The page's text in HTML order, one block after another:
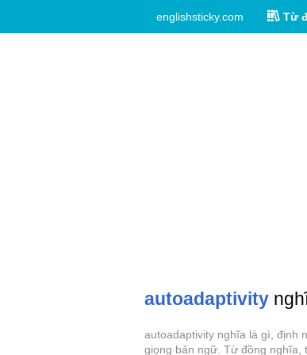
englishsticky.com Từ
autoadaptivity
autoadaptivity nghĩa là gì, định
giọng bản ngữ. Từ đồng nghĩa,